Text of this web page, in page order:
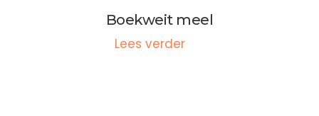
Boekweit meel
Lees verder